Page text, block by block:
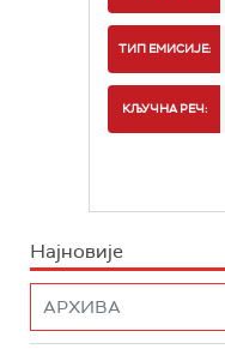
ТИП ЕМИСИЈЕ:
КЉУЧНА РЕЧ:
Најновије